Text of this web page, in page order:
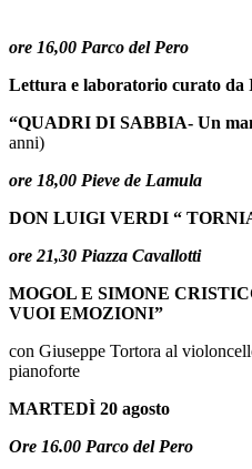
ore 16,00 Parco del Pero
Lettura e laboratorio curato da
“QUADRI DI SABBIA- Un
anni)
ore 18,00 Pieve de Lamula
DON LUIGI VERDI “
ore 21,30 Piazza Cavallotti
MOGOL E SIMONE
VUOI EMOZIONI”
con Giuseppe Tortora al
pianoforte
MARTEDÌ 20 agosto
Ore 16.00 Parco del Pero